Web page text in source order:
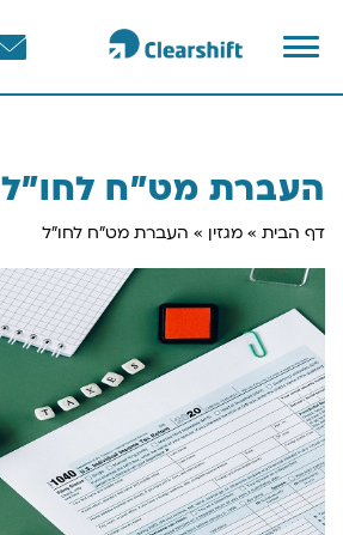
פתח
תפריט
העברת מט"ח לחו"ל
דף הבית » מגזין » העברת מט"ח לחו"ל